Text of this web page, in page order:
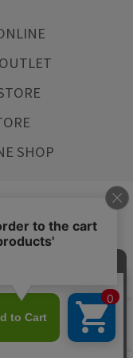
SHOP
リシー
会社概要
ト ご利用ガイド
る